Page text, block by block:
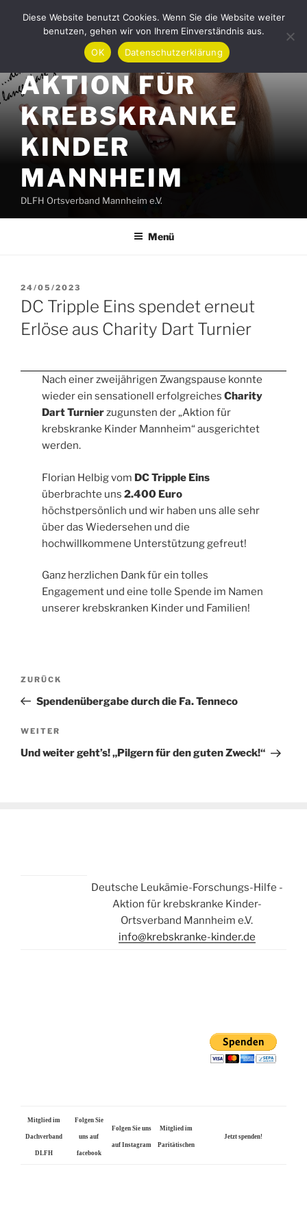
Inhalt
AKTION FÜR
KREBSKRANKE
KINDER
MANNHEIM
DLFH Ortsverband Mannheim e.V.
Menü
VERÖFFENTLICHT
AM
24/05/2023
DC Tripple Eins spendet erneut
Erlöse aus Charity Dart Turnier
Nach einer zweijährigen Zwangspause konnte
wieder ein sensationell erfolgreichesCharity
Dart Turnierzugunsten der „Aktion für
krebskranke Kinder Mannheim“ ausgerichtet
werden.
Florian Helbig vom DC Tripple Eins
überbrachte uns2.400 Euro
höchstpersönlich und wir haben uns alle sehr
über das Wiedersehen und die
hochwillkommene Unterstützung gefreut!
Ganz herzlichen Dank für ein tolles
Engagement und eine tolle Spende im Namen
unserer krebskranken Kinder und Familien!
Beitragsnavigation
Vorheriger
Beitrag
ZURÜCK
Spendenübergabe durch die Fa. Tenneco
Nächster
Beitrag
WEITER
Und weiter geht’s! „Pilgern für den guten Zweck!“
Deutsche Leukämie-Forschungs-Hilfe -
Aktion für krebskranke Kinder-
Ortsverband Mannheim e.V.
info@krebskranke-kinder.de
Mitglied im
Dachverband
DLFH
Folgen Sie
uns auf
facebook
Folgen Sie uns
auf Instagram
Mitglied im
Paritätischen
Jetzt spenden!
Diese Website benutzt Cookies. Wenn Sie die Website weiter
benutzen, gehen wir von Ihrem Einverständnis aus.
OK
Datenschutzerklärung